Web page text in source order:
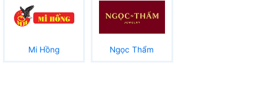
Mi Hồng Ngọc Thẩm